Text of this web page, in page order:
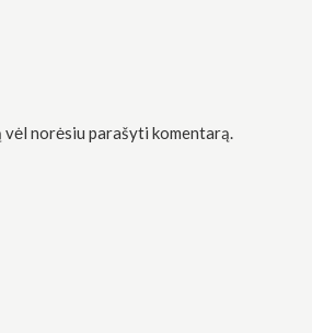
norėsiu parašyti komentarą.